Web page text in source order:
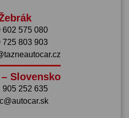
602 575 080
725 803 903
Slovensko
905 252 635